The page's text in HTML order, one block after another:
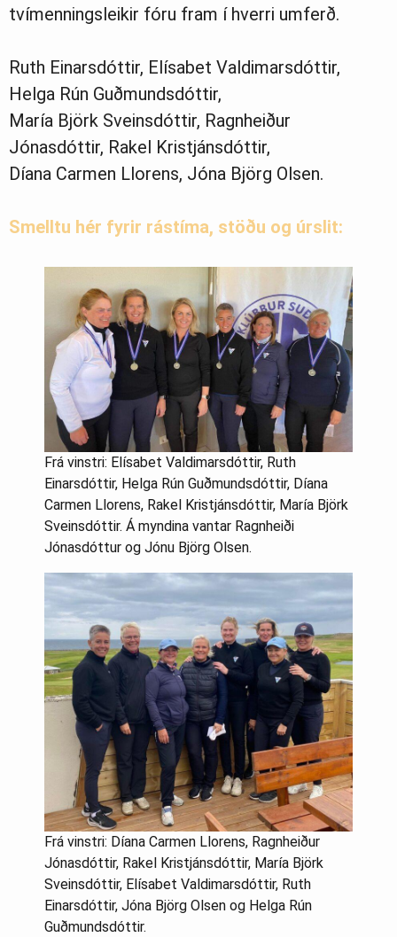
tvímenningsleikir fóru fram í hverri umferð.
Ruth Einarsdóttir, Elísabet Valdimarsdóttir,
Helga Rún Guðmundsdóttir,
María Björk Sveinsdóttir, Ragnheiður
Jónasdóttir, Rakel Kristjánsdóttir,
Díana Carmen Llorens, Jóna Björg Olsen.
Smelltu hér fyrir rástíma, stöðu og úrslit:
Frá vinstri: Elísabet Valdimarsdóttir, Ruth
Einarsdóttir, Helga Rún Guðmundsdóttir, Díana
Carmen Llorens, Rakel Kristjánsdóttir, María Björk
Sveinsdóttir. Á myndina vantar Ragnheiði
Jónasdóttur og Jónu Björg Olsen.
Frá vinstri: Díana Carmen Llorens, Ragnheiður
Jónasdóttir, Rakel Kristjánsdóttir, María Björk
Sveinsdóttir, Elísabet Valdimarsdóttir, Ruth
Einarsdóttir, Jóna Björg Olsen og Helga Rún
Guðmundsdóttir.